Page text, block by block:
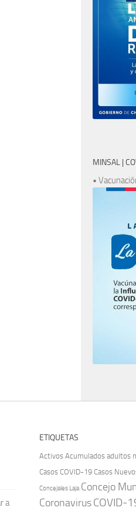
MINSAL |
•
a
ETIQUETAS
Activos Acumulados adultos
Casos COVID-19 Casos
Concejales Laja Concejo
CoronavirusCOVID-